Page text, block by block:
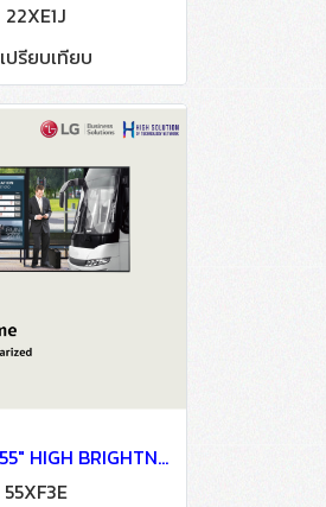
22XE1J
เปรียบเทียบ
55XF3E LG 55" HIGH BRIGHTNESS SIGNAGE DISPLAY OLED Signage Information Display
55XF3E